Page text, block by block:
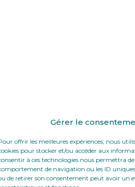
Gérer le
offrir les meilleures expériences, nous
pour stocker et/ou accéder aux
à ces technologies nous permettra
de navigation ou les ID
de retirer son consentement peut avoir un